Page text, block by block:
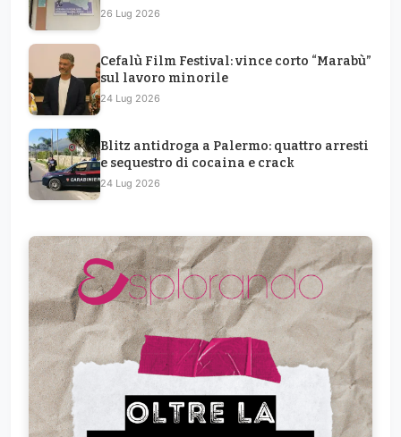
26 Lug 2026
Cefalù Film Festival: vince corto “Marabù”
sul lavoro minorile
24 Lug 2026
Blitz antidroga a Palermo: quattro arresti
e sequestro di cocaina e crack
24 Lug 2026